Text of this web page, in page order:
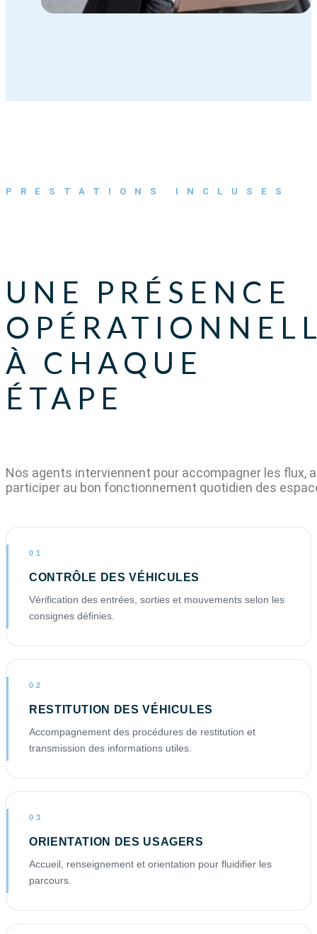
PRESTATIONS INCLUSES
UNE PRÉSENCE
À CHAQUE
ÉTAPE
Nos agents interviennent pour accompagner les flux,
participer au bon fonctionnement quotidien des
01
CONTRÔLE DES VÉHICULES
Vérification des entrées, sorties et mouvements selon les
consignes définies.
02
RESTITUTION DES VÉHICULES
Accompagnement des procédures de restitution et
transmission des informations utiles.
03
ORIENTATION DES USAGERS
Accueil, renseignement et orientation pour fluidifier les
parcours.